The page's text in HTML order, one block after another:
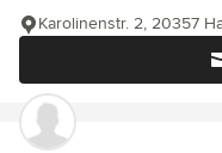
Karolinenstr. 2, 20357